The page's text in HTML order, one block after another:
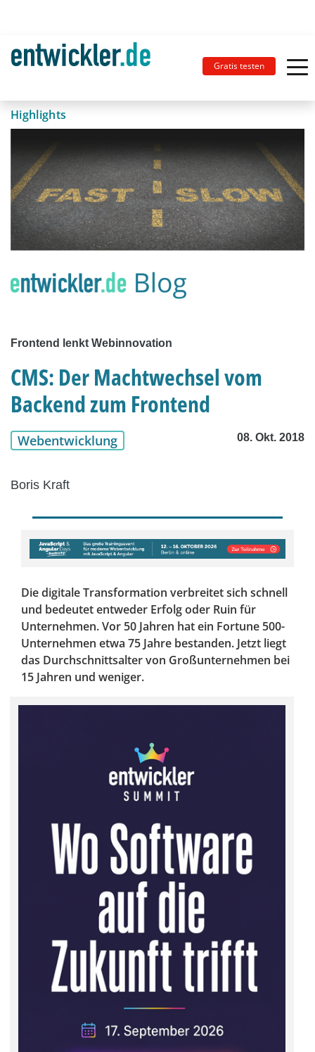
Gratis testen
Highlights
Frontend lenkt Webinnovation
CMS: Der Machtwechsel vom
Backend zum Frontend
Webentwicklung 08. Okt. 2018
Boris Kraft
Die digitale Transformation verbreitet sich schnell
und bedeutet entweder Erfolg oder Ruin für
Unternehmen. Vor 50 Jahren hat ein Fortune 500-
Unternehmen etwa 75 Jahre bestanden. Jetzt liegt
das Durchschnittsalter von Großunternehmen bei
15 Jahren und weniger.